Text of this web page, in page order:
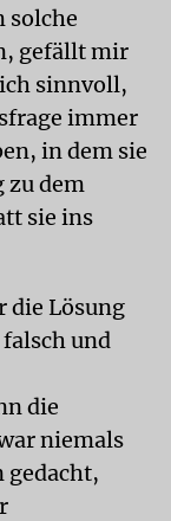
solche
gefällt mir
sinnvoll,
immer
in dem sie
zu dem
sie ins
die Lösung
und
die
niemals